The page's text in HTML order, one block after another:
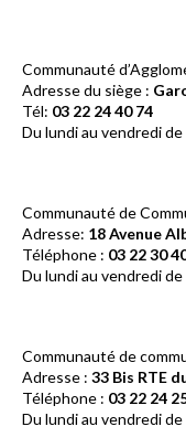
Communauté
Adresse du siège :
Tél: 03 22 24 40 74
Du lundi au vendredi de
Communauté de
Adresse: 18 Avenue
Téléphone : 03 22 30
Du lundi au vendredi de
Communauté de
Adresse : 33 Bis RTE
Téléphone : 03 22 24
Du lundi au vendredi de